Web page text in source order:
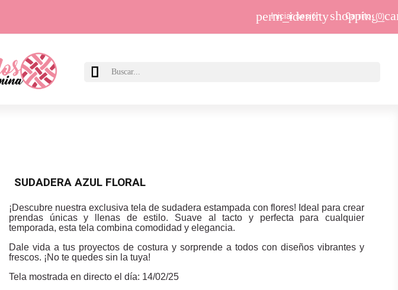
perm_identity
Iniciar sesión Carrito (0)

SUDADERA AZUL FLORAL
¡Descubre nuestra exclusiva tela de sudadera estampada con flores! Ideal para crear
prendas únicas y llenas de estilo. Suave al tacto y perfecta para cualquier
temporada, esta tela combina comodidad y elegancia.
Dale vida a tus proyectos de costura y sorprende a todos con diseños vibrantes y
frescos. ¡No te quedes sin la tuya!
Tela mostrada en directo el día: 14/02/25